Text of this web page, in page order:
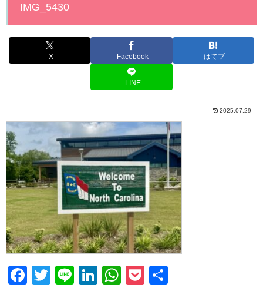
IMG_5430
X Facebook はてブ
LINE
2025.07.29
F
T
Li
Li
W P